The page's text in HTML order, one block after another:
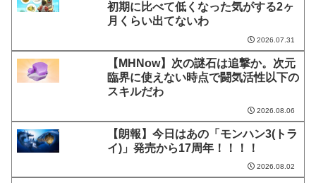
初期に比べて低くなった気がする2ヶ
月くらい出てないわ
2026.07.31
【MHNow】次の謎石は追撃か。次元
臨界に使えない時点で闘気活性以下の
スキルだわ
2026.08.06
【朗報】今日はあの「モンハン3(トラ
イ)」発売から17周年！！！！
2026.08.02